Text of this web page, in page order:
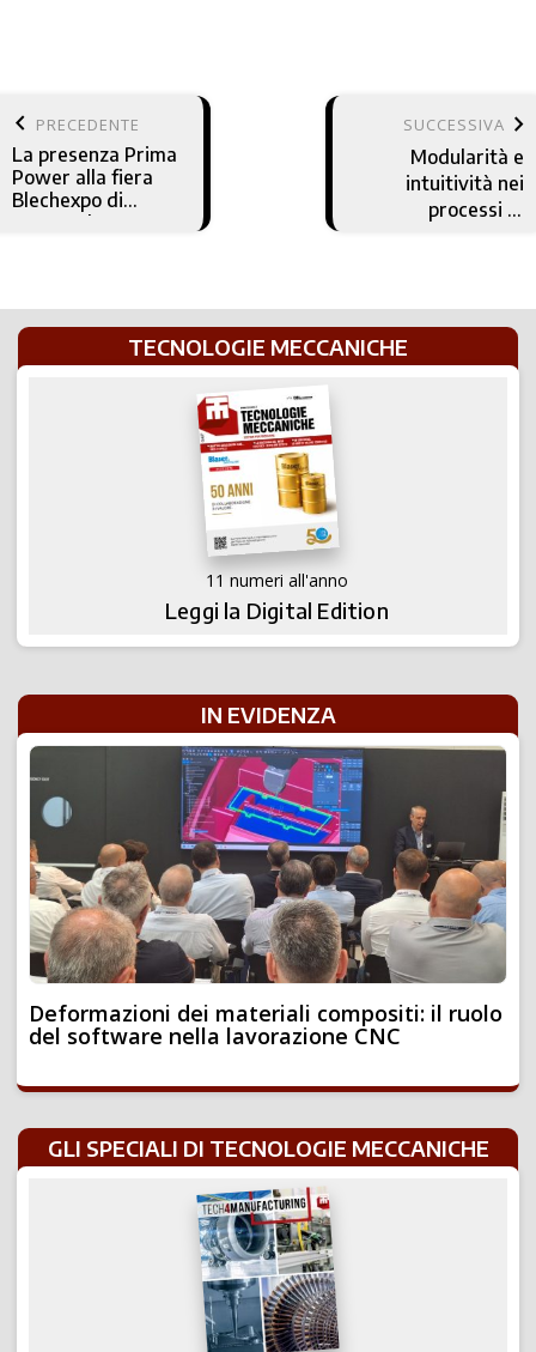
keyboard_arrow_left PRECEDENTE
La presenza Prima
Power alla fiera
Blechexpo di
Stoccarda
SUCCESSIVA keyboard_arrow_right
Modularità e
intuitività nei
processi di
TECNOLOGIE MECCANICHE
11 numeri all'anno
Leggi la Digital Edition
IN EVIDENZA
Deformazioni dei materiali compositi: il ruolo
del software nella lavorazione CNC
GLI SPECIALI DI TECNOLOGIE MECCANICHE